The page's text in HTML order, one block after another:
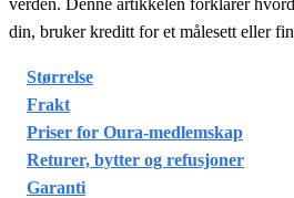
din, bruker kreditt for et målesett eller
Størrelse
Frakt
Priser for Oura-medlemskap
Returer, bytter og refusjoner
Garanti